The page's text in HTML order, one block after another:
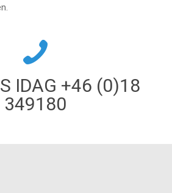
IDAG +46 (0)18
349180